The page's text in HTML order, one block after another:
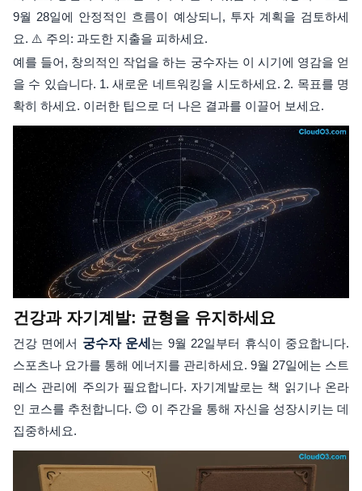
9월 28일에 안정적인 흐름이 예상되니, 투자 계획을 검토하세
요. ⚠️ 주의: 과도한 지출을 피하세요.
예를 들어, 창의적인 작업을 하는 궁수자는 이 시기에 영감을 얻
을 수 있습니다. 1. 새로운 네트워킹을 시도하세요. 2. 목표를 명
확히 하세요. 이러한 팁으로 더 나은 결과를 이끌어 보세요.
건강과 자기계발: 균형을 유지하세요
건강 면에서 궁수자 운세 는 9월 22일부터 휴식이 중요합니다.
스포츠나 요가를 통해 에너지를 관리하세요. 9월 27일에는 스트
레스 관리에 주의가 필요합니다. 자기계발로는 책 읽기나 온라
인 코스를 추천합니다. 😊 이 주간을 통해 자신을 성장시키는 데
집중하세요.